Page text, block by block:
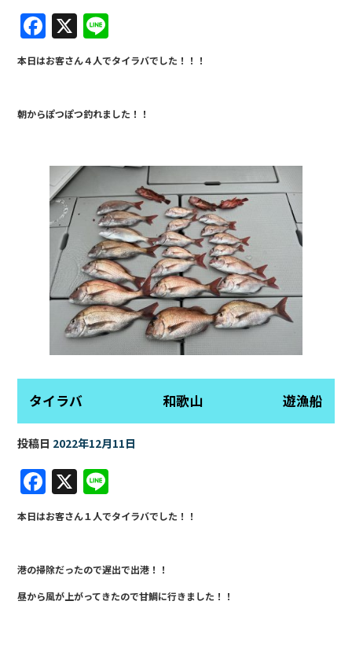
F
a
c
e
b
o
k
X
n
e
本日はお客さん４人でタイラバでした！！！
朝からぽつぽつ釣れました！！
タイラバ 和歌山 遊漁船
投稿日 2022年12月11日
F
a
c
e
b
o
X
n
e
本日はお客さん１人でタイラバでした！！
港の掃除だったので遅出で出港！！
昼から風が上がってきたので甘鯛に行きました！！